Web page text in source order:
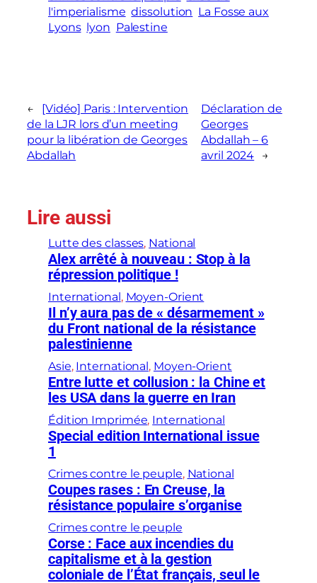
l'imperialisme dissolution La Fosse aux
Lyons
lyon Palestine
←
[Vidéo] Paris : Intervention
de la LJR lors d’un meeting
pour la libération de Georges
Abdallah
Déclaration de
Georges
Abdallah – 6
avril 2024
→
Lire aussi
Lutte des classes, National
Alex arrêté à nouveau : Stop à la
répression politique !
International , Moyen-Orient
Il n’y aura pas de « désarmement »
du Front national de la résistance
palestinienne
Asie, International , Moyen-Orient
Entre lutte et collusion : la Chine et
les USA dans la guerre en Iran
Édition Imprimée, International
Special edition International issue
1
Crimes contre le peuple, National
Coupes rases : En Creuse, la
résistance populaire s’organise
Crimes contre le peuple
Corse : Face aux incendies du
capitalisme et à la gestion
coloniale de l’État français, seul le